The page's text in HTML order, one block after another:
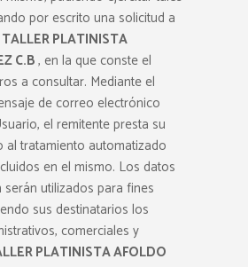
por escrito una solicitud a
TALLER PLATINISTA
C.B, en la que conste el
a consultar. Mediante el
de correo electrónico
el remitente presta su
al tratamiento automatizado
en el mismo. Los datos
serán utilizados para fines
sus destinatarios los
comerciales y
PLATINISTA AFOLDO